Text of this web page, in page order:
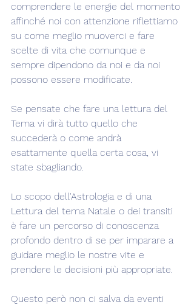
comprendere le energie del momento
affinché noi con attenzione riflettiamo
su come meglio muoverci e fare
scelte di vita che comunque e
sempre dipendono da noi e da noi
possono essere modificate.
Se pensate che fare una lettura del
Tema vi dirà tutto quello che
succederà o come andrà
esattamente quella certa cosa, vi
state sbagliando.
Lo scopo dell'Astrologia e di una
Lettura del tema Natale o dei transiti
è fare un percorso di conoscenza
profondo dentro di se per imparare a
guidare meglio le nostre vite e
prendere le decisioni più appropriate.
Questo però non ci salva da eventi